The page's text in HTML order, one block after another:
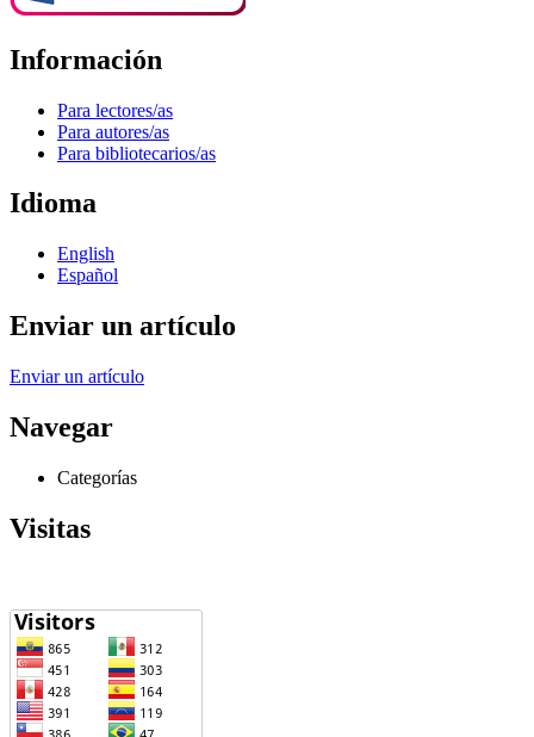
Información
Para lectores/as
Para autores/as
Para bibliotecarios/as
Idioma
English
Español
Enviar un artículo
Enviar un artículo
Navegar
Categorías
Visitas